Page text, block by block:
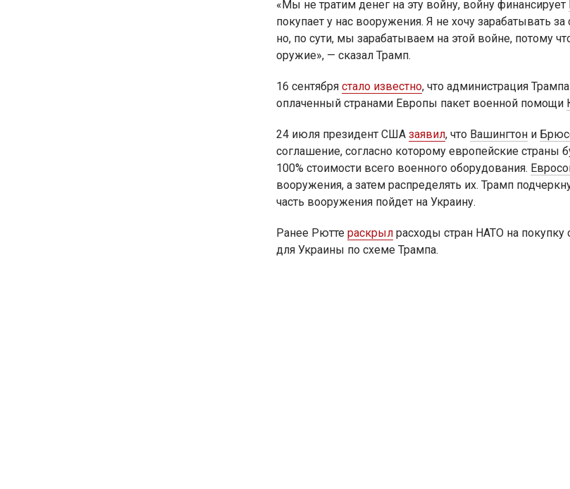
«Мы не тратим денег на эту войну, войну финансирует
покупает у нас вооружения. Я не хочу зарабатывать за
но, по сути, мы зарабатываем на этой войне, потому
оружие», — сказал Трамп.
16 сентября стало известно, что администрация
оплаченный странами Европы пакет военной помощи
24 июля президент США заявил, что Вашингтон и
соглашение, согласно которому европейские страны
100% стоимости всего военного оборудования.
вооружения, а затем распределять их. Трамп
часть вооружения пойдет на Украину.
Ранее Рютте раскрыл расходы стран НАТО на покупку
для Украины по схеме Трампа.